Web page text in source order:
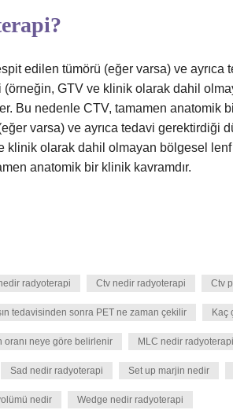
edilen tümörü (eğer varsa) ve
GTV ve klinik olarak dahil
Bu nedenle CTV, tamamen anatomik
varsa) ve ayrıca tedavi gerektirdiği
klinik olarak dahil olmayan bölgesel lenf
anatomik bir klinik kavramdır.
radyoterapi Ctv nedir radyoterapi Ctv
tedavisinden sonra PET ne zaman çekilir Kaç
oranı neye göre belirlenir MLC nedir radyoterapi
Sad nedir radyoterapi Set up marjin nedir
nedir Wedge nedir radyoterapi